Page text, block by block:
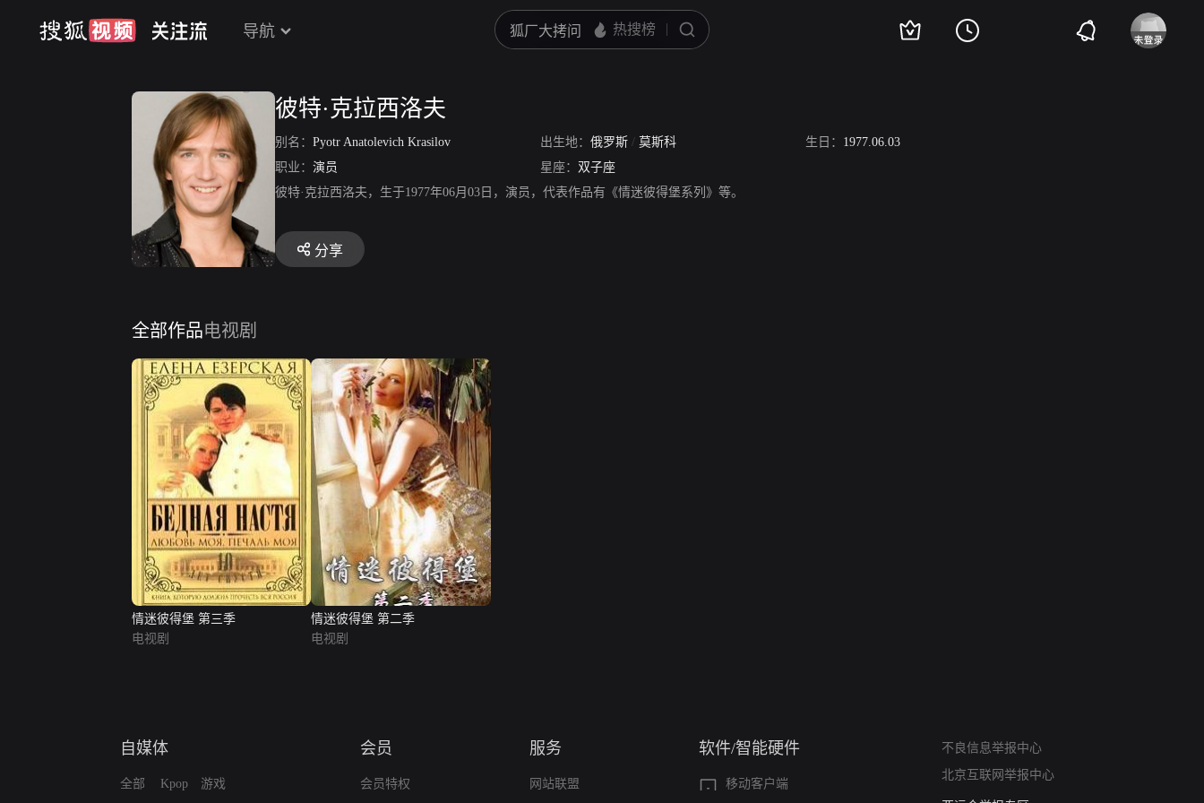
导航
彼特·克拉西洛夫
别名： Pyotr Anatolevich Krasilov 出生地： 俄罗斯 / 莫斯科 生日： 1977.06.03
职业： 演员 星座： 双子座
彼特·克拉西洛夫，生于1977年06月03日，演员，代表作品有《情迷彼得堡系列》等。
分享
全部作品电视剧
情迷彼得堡 第三季
电视剧
情迷彼得堡 第二季
电视剧
自媒体
全部 Kpop 游戏
会员
会员特权
服务
网站联盟
软件/智能硬件
移动客户端
不良信息举报中心
北京互联网举报中心
12318 文化市场举报